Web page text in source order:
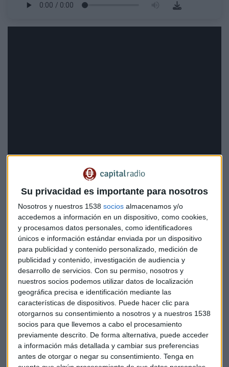
Su privacidad es importante para nosotros
Nosotros y nuestros 1538 socios almacenamos y/o
accedemos a información en un dispositivo, como cookies,
y procesamos datos personales, como identificadores
únicos e información estándar enviada por un dispositivo
para publicidad y contenido personalizado, medición de
publicidad y contenido, investigación de audiencia y
desarrollo de servicios. Con su permiso, nosotros y
nuestros socios podemos utilizar datos de localización
geográfica precisa e identificación mediante las
características de dispositivos. Puede hacer clic para
otorgarnos su consentimiento a nosotros y a nuestros 1538
socios para que llevemos a cabo el procesamiento
previamente descrito. De forma alternativa, puede acceder
a información más detallada y cambiar sus preferencias
antes de otorgar o negar su consentimiento. Tenga en
Carlos Cuerpo, vicepresidente del Gobierno de
España
Impulso estratégico en EE UU